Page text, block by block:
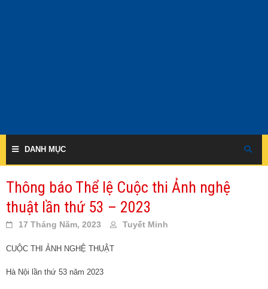
DANH MỤC
Thông báo Thể lệ Cuộc thi Ảnh nghệ
thuật lần thứ 53 – 2023
17 Tháng Năm, 2023 Tuyết Minh
CUỘC THI ẢNH NGHỆ THUẬT
Hà Nội lần thứ 53 năm 2023